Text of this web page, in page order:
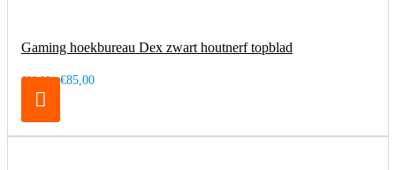
Gaming hoekbureau Dex zwart houtnerf topblad
€99,00 €85,00